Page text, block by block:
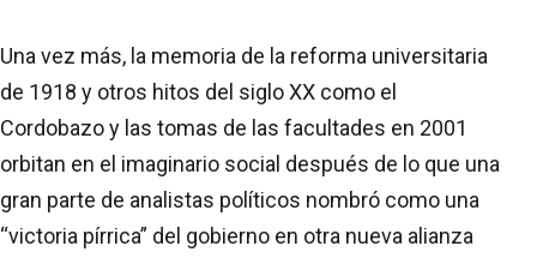
Una vez más, la memoria de la reforma universitaria
de 1918 y otros hitos del siglo XX como el
Cordobazo y las tomas de las facultades en 2001
orbitan en el imaginario social después de lo que una
gran parte de analistas políticos nombró como una
“victoria pírrica” del gobierno en otra nueva alianza